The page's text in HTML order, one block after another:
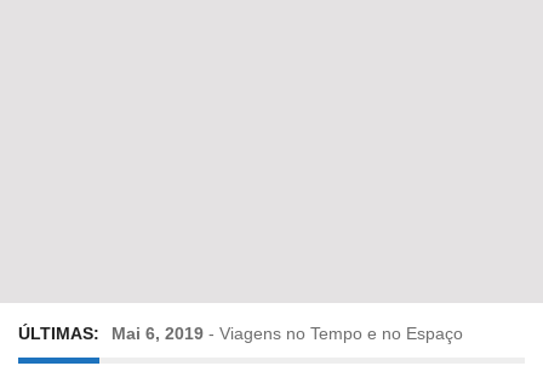
ÚLTIMAS: Mai 6, 2019 - Viagens no Tempo e no Espaço